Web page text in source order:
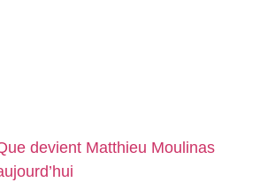
devient Matthieu Moulinas